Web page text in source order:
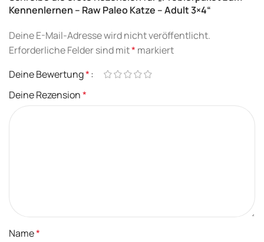
Kennenlernen – Raw Paleo Katze – Adult 3×4“
Deine E-Mail-Adresse wird nicht veröffentlicht.
Erforderliche Felder sind mit* markiert
Deine Bewertung*
Deine Rezension*
Name*